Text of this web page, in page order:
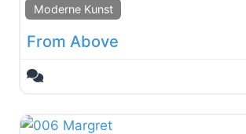
Moderne Kunst
From Above